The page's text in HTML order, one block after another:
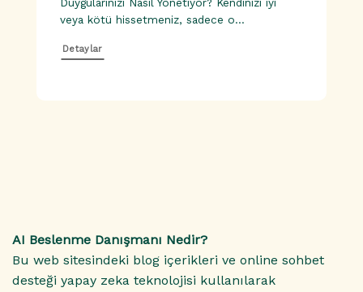
veya kötü hissetmeniz, sadece o...
Detaylar
AI Beslenme Danışmanı Nedir?
Bu web sitesindeki blog içerikleri ve online sohbet
desteği yapay zeka teknolojisi kullanılarak